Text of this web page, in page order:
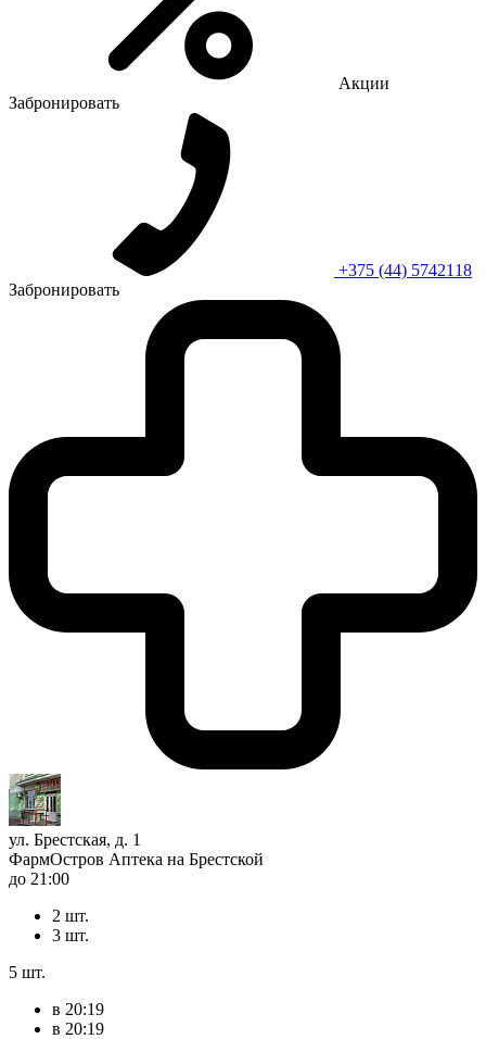
Акции
Забронировать
+375 (44) 5742118
Забронировать
ул. Брестская, д. 1
ФармОстров Аптека на Брестской
до 21:00
2 шт.
3 шт.
5 шт.
в 20:19
в 20:19